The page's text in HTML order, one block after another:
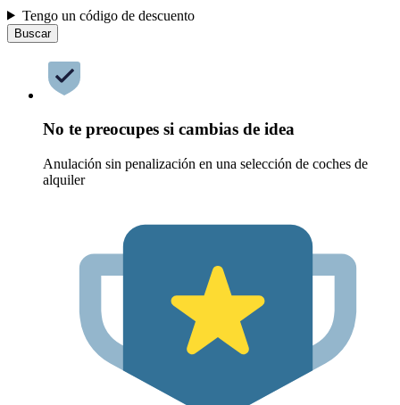
Tengo un código de descuento
Buscar
No te preocupes si cambias de idea
Anulación sin penalización en una selección de coches de
alquiler